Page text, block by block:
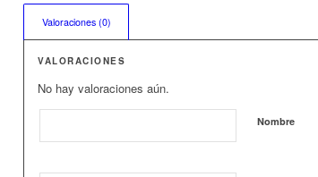
Valoraciones (0)
VALORACIONES
No hay valoraciones aún.
Nombre